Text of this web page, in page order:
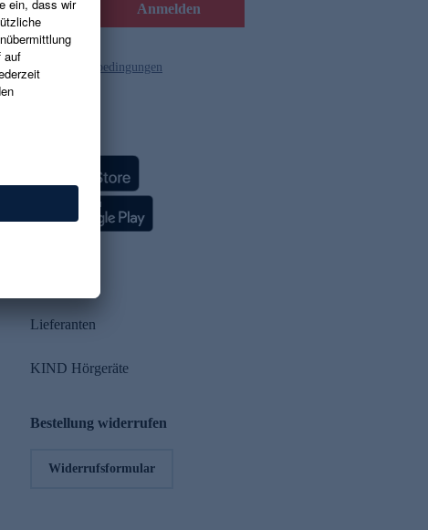
Anmelden
und die Gutscheinbedingungen
Lieferanten
KIND Hörgeräte
Bestellung widerrufen
Widerrufsformular